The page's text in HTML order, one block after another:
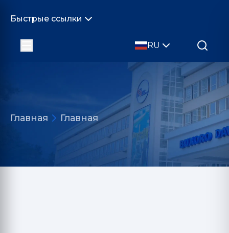
Быстрые ссылки
RU
Главная Главная